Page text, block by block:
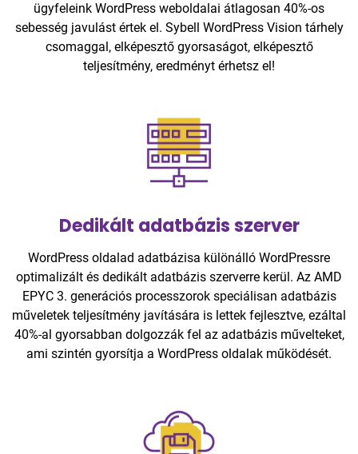
ügyfeleink WordPress weboldalai átlagosan 40%-os
sebesség javulást értek el. Sybell WordPress Vision tárhely
csomaggal, elképesztő gyorsaságot, elképesztő
teljesítmény, eredményt érhetsz el!
Dedikált adatbázis szerver
WordPress oldalad adatbázisa különálló WordPressre
optimalizált és dedikált adatbázis szerverre kerül. Az AMD
EPYC 3. generációs processzorok speciálisan adatbázis
műveletek teljesítmény javítására is lettek fejlesztve, ezáltal
40%-al gyorsabban dolgozzák fel az adatbázis művelteket,
ami szintén gyorsítja a WordPress oldalak működését.